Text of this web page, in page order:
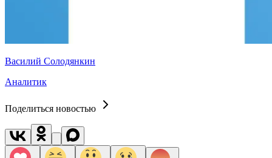
Василий Солодянкин
Аналитик
Поделиться новостью